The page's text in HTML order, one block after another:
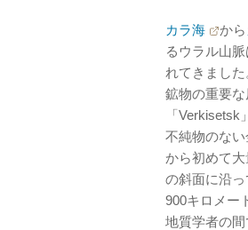
カラ海 から
るウラル山
れてきまし
鉱物の重要
「
不純物のな
から初めて
の斜面に沿
900キロメー
地質学者の